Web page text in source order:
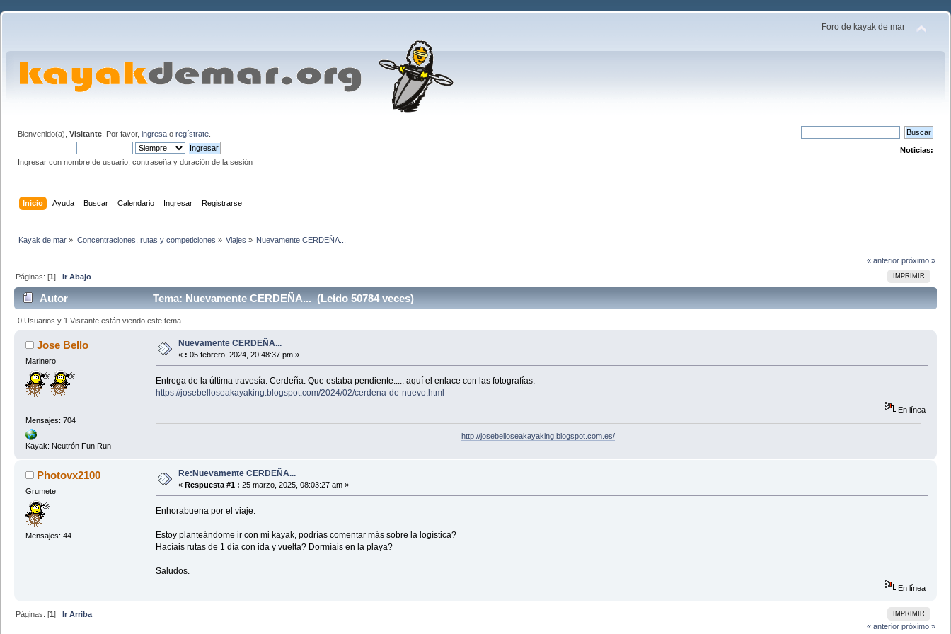
Foro de kayak de mar
Bienvenido(a), Visitante . Por favor, ingresa o regístrate
Ingresar con nombre de usuario, contraseña y duración de la sesión
Noticias:
Inicio Ayuda Buscar Calendario Ingresar Registrarse
Kayak de mar » Concentraciones, rutas y competiciones » Viajes » Nuevamente CERDEÑA...
« anterior próximo »
IMPRIMIR
Páginas: [1]Ir Abajo
Autor Tema: Nuevamente CERDEÑA... (Leído 50784 veces)
0 Usuarios y 1 Visitante están viendo este tema.
Jose Bello
Marinero
Mensajes: 704
Kayak: Neutrón Fun Run
Nuevamente CERDEÑA...
« : 05 febrero, 2024, 20:48:37 pm »
Entrega de la última travesía. Cerdeña. Que estaba pendiente..... aquí el enlace con las fotografías.
https://josebelloseakayaking.blogspot.com/2024/02/cerdena-de-nuevo.html
En línea
http://josebelloseakayaking.blogspot.com.es/
Photovx2100
Grumete
Mensajes: 44
Re:Nuevamente CERDEÑA...
« Respuesta #1 : 25 marzo, 2025, 08:03:27 am »
Enhorabuena por el viaje.
Estoy planteándome ir con mi kayak, podrías comentar más sobre la logística?
Hacíais rutas de 1 día con ida y vuelta? Dormíais en la playa?
Saludos.
En línea
IMPRIMIR
Páginas: [1]Ir Arriba
« anterior próximo »